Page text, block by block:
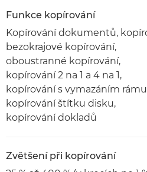
Funkce kopírování
Kopírování dokumentů,
bezokrajové kopírování,
oboustranné kopírování,
kopírování 2 na 1 a 4 na 1,
kopírování s vymazáním
kopírování štítku disku,
kopírování dokladů
Zvětšení při kopírování